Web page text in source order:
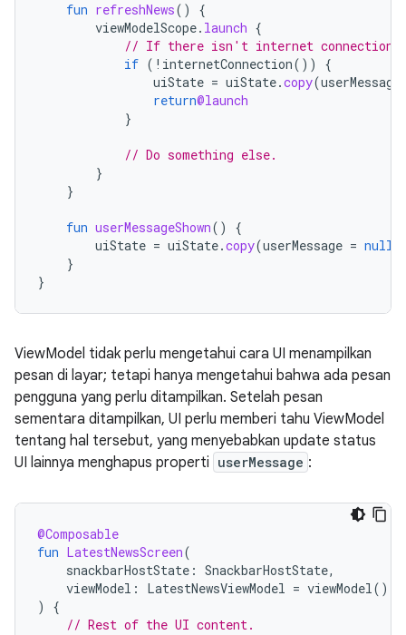
fun refreshNews()
{
viewModelScope. launch {
// If there isn't internet connection,
if ( ! internetConnection())
{
uiState = uiState.copy(userMessage
return@launch
}
// Do something else.
}
}
fun userMessageShown()
{
uiState = uiState.copy(userMessage = null
}
}
ViewModel tidak perlu mengetahui cara UI menampilkan
pesan di layar; tetapi hanya mengetahui bahwa ada pesan
pengguna yang perlu ditampilkan. Setelah pesan
sementara ditampilkan, UI perlu memberi tahu ViewModel
tentang hal tersebut, yang menyebabkan update status
UI lainnya menghapus properti userMessage :
@Composable
fun LatestNewsScreen(
snackbarHostState : SnackbarHostState,
viewModel : LatestNewsViewModel = viewModel(),
)
{
// Rest of the UI content.